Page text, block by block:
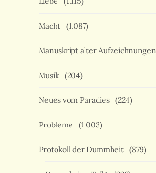
Macht (1.087)
Manuskript alter Aufzeichnungen
Musik (204)
Neues vom Paradies (224)
Probleme (1.003)
Protokoll der Dummheit (879)